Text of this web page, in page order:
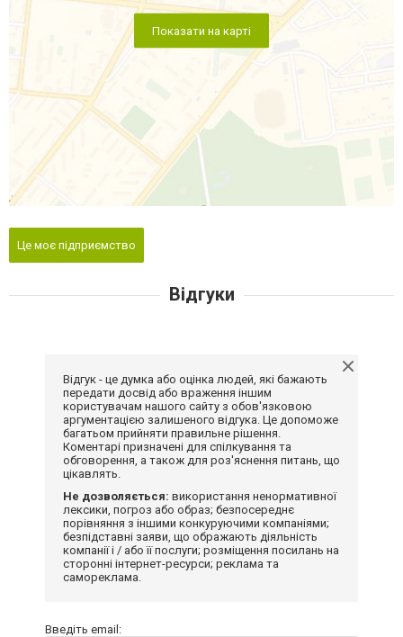
Показати на карті
Це моє підприємство
Відгуки
Відгук - це думка або оцінка людей, які бажають
передати досвід або враження іншим
користувачам нашого сайту з обов'язковою
аргументацією залишеного відгука. Це допоможе
багатьом прийняти правильне рішення.
Коментарі призначені для спілкування та
обговорення, а також для роз'яснення питань, що
цікавлять.
Не дозволяється: використання ненормативної
лексики, погроз або образ; безпосереднє
порівняння з іншими конкуруючими компаніями;
безпідставні заяви, що ображають діяльність
компанії і / або її послуги; розміщення посилань на
сторонні інтернет-ресурси; реклама та
самореклама.
Введіть email: